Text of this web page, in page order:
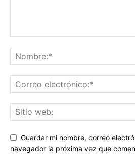
Guardar mi nombre, correo
navegador la próxima vez que